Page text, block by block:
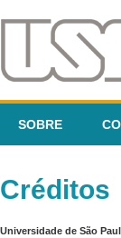
SOBRE
Créditos
Universidade de São